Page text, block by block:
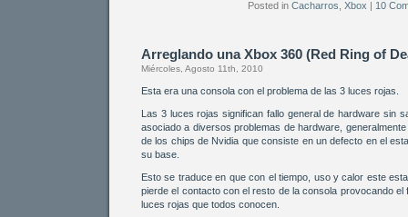
Posted in Cacharros Xbox | 10
Arreglando una Xbox 360 (Red Ring of
Miércoles, Agosto 11th, 2010
Esta era una consola con el problema de las 3 luces rojas.
Las 3 luces rojas significan fallo general de hardware sin
asociado a diversos problemas de hardware,
de los chips de Nvidia que consiste en un defecto en el
su base.
Esto se traduce en que con el tiempo, uso y calor este
pierde el contacto con el resto de la consola provocando
luces rojas que todos conocen.